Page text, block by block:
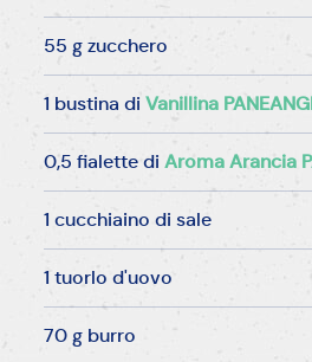
55 g zucchero
1 bustina diVanillina
0,5 fialette diAroma Arancia
1 cucchiaino di sale
1 tuorlo d'uovo
70 g burro